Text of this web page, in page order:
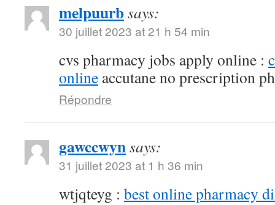
melpuurbsays:
30 juillet 2023 at 21 h 54 min
cvs pharmacy jobs apply online :
online accutane no prescription
Répondre
gawccwynsays:
31 juillet 2023 at 1 h 36 min
wtjqteyg : best online pharmacy